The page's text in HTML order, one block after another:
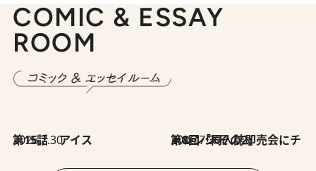
COMIC & ESSAY
ROOM
2026.7.30
第15話 アイス 2026.7.30
第8回「同人誌即売会にチャレンジ その2」